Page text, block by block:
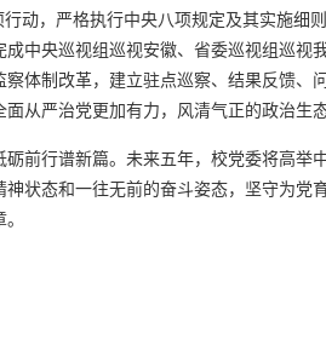
行动，严格执行中央八项规定及其实施细
成中央巡视组巡视安徽、省委巡视组巡
察体制改革，建立驻点巡察、结果反馈、
面从严治党更加有力，风清气正的政治生
砺前行谱新篇。未来五年，校党委将高
神状态和一往无前的奋斗姿态，坚守为